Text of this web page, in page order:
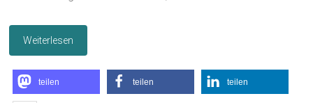
Weiterlesen
teilen teilen teilen